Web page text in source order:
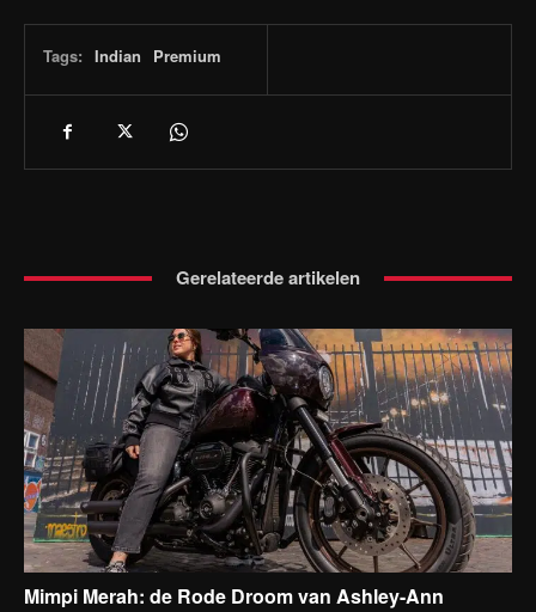
Tags: Indian Premium
Gerelateerde artikelen
Mimpi Merah: de Rode Droom van Ashley-Ann